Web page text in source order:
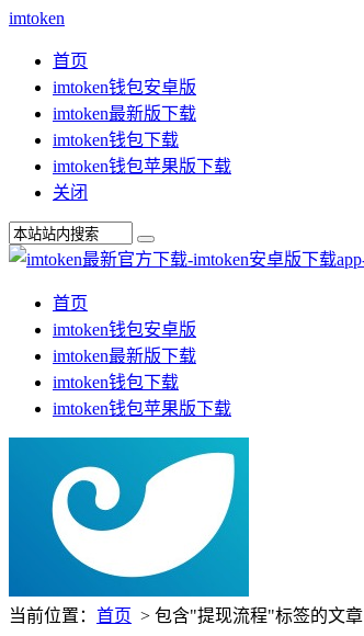
imtoken
首页
imtoken钱包安卓版
imtoken最新版下载
imtoken钱包下载
imtoken钱包苹果版下载
关闭
首页
imtoken钱包安卓版
imtoken最新版下载
imtoken钱包下载
imtoken钱包苹果版下载
当前位置： 首页 > 包含"提现流程"标签的文章